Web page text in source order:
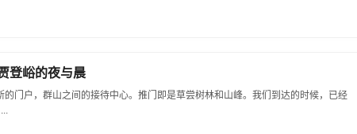
登峪的夜与晨
的门户，群山之间的接待中心。推门即是草尝树林和山峰。我们到达的时候，已经